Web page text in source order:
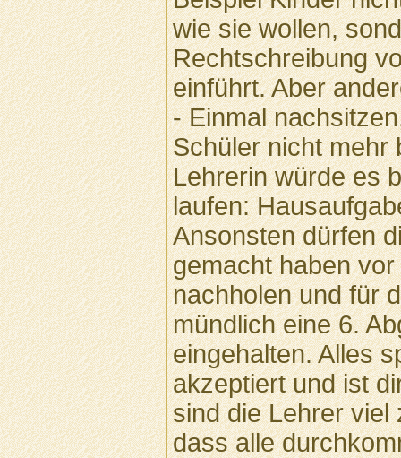
wie sie wollen,
Rechtschreibung
einführt. Aber
- Einmal
Schüler nicht mehr
Lehrerin würde es
laufen:
Ansonsten dürfen
gemacht haben
nachholen und für
mündlich eine 6.
eingehalten. Alles
akzeptiert und ist
sind die Lehrer viel
dass alle